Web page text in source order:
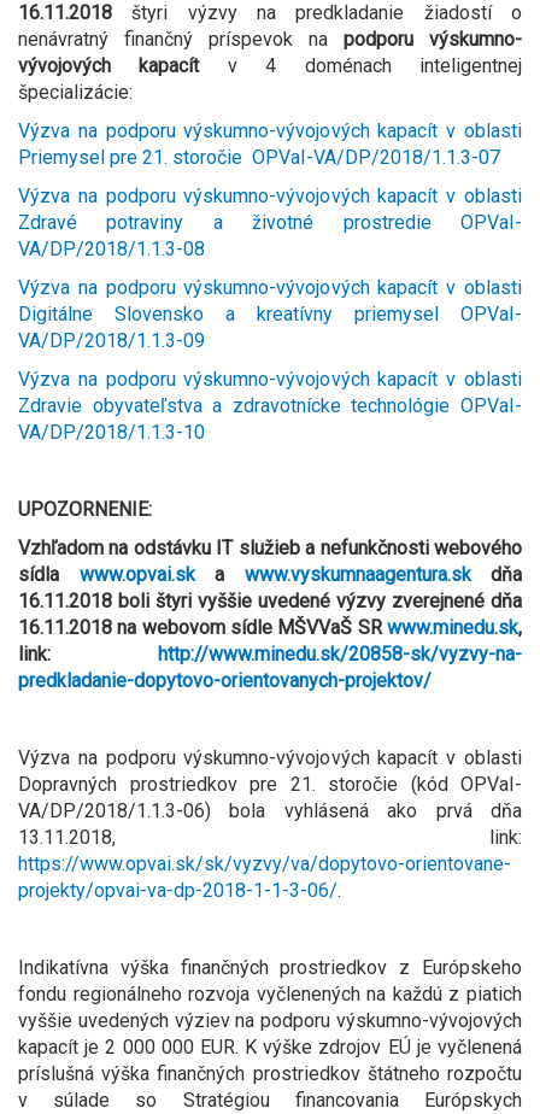
16.11.2018 štyri výzvy na predkladanie žiadostí o
nenávratný finančný príspevok na podporu výskumno-
vývojových kapacít v 4 doménach inteligentnej
špecializácie:
Výzva na podporu výskumno-vývojových kapacít v oblasti
Priemysel pre 21. storočie OPVaI-VA/DP/2018/1.1.3-07
Výzva na podporu výskumno-vývojových kapacít v oblasti
Zdravé potraviny a životné prostredie OPVaI-
VA/DP/2018/1.1.3-08
Výzva na podporu výskumno-vývojových kapacít v oblasti
Digitálne Slovensko a kreatívny priemysel OPVaI-
VA/DP/2018/1.1.3-09
Výzva na podporu výskumno-vývojových kapacít v oblasti
Zdravie obyvateľstva a zdravotnícke technológie OPVaI-
VA/DP/2018/1.1.3-10
UPOZORNENIE:
Vzhľadom na odstávku IT služieb a nefunkčnosti webového
sídla www.opvai.ska www.vyskumnaagentura.skdňa
16.11.2018 boli štyri vyššie uvedené výzvy zverejnené dňa
16.11.2018 na webovom sídle MŠVVaŠ SRwww.minedu.sk,
link:
http://www.minedu.sk/20858-sk/vyzvy-na-
predkladanie-dopytovo-orientovanych-projektov/
Výzva na podporu výskumno-vývojových kapacít v oblasti
Dopravných prostriedkov pre 21. storočie (kód OPVaI-
VA/DP/2018/1.1.3-06) bola vyhlásená ako prvá dňa
13.11.2018, link:
https://www.opvai.sk/sk/vyzvy/va/dopytovo-orientovane-
projekty/opvai-va-dp-2018-1-1-3-06/.
Indikatívna výška finančných prostriedkov z Európskeho
fondu regionálneho rozvoja vyčlenených na každú z piatich
vyššie uvedených výziev na podporu výskumno-vývojových
kapacít je 2 000 000 EUR. K výške zdrojov EÚ je vyčlenená
príslušná výška finančných prostriedkov štátneho rozpočtu
v súlade so Stratégiou financovania Európskych